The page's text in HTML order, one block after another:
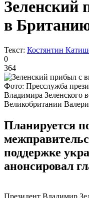
Зеленский
в
Текст: Костянтин
0
364
Фото: Пресслужба
Владимира Зеленского
Великобритании
Планируется
поддержке
анонсировал
Президент Владимир